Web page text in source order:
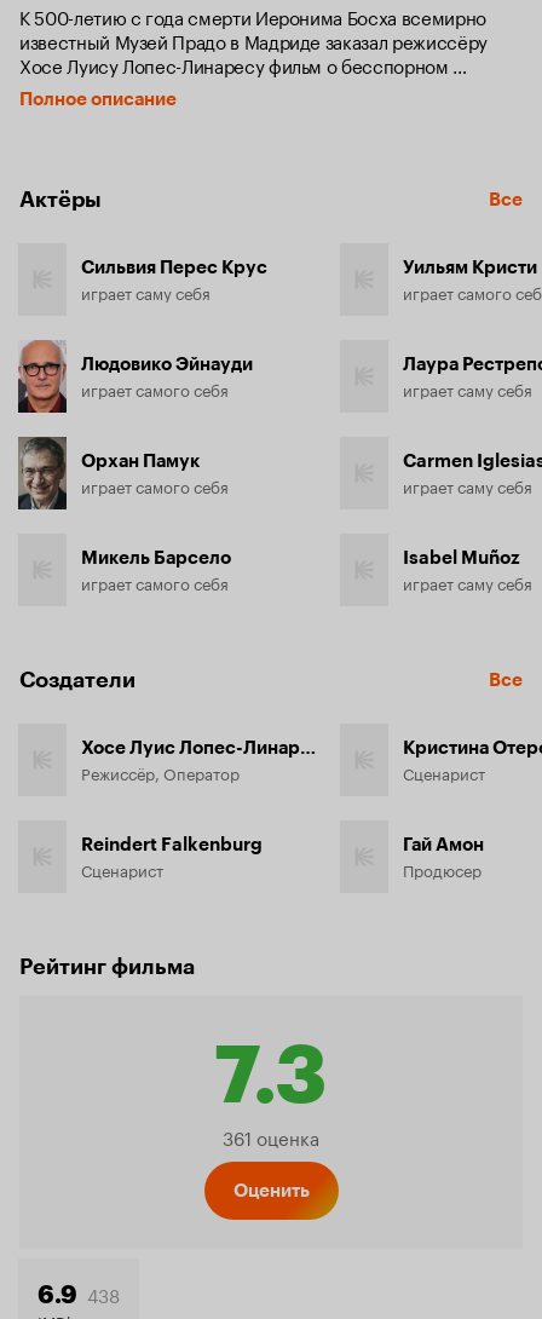
К 500-летию с года смерти Иеронима Босха всемирно
известный Музей Прадо в Мадриде заказал режиссёру
Хосе Луису Лопес-Линаресу фильм о бесспорном
шедевре из музейного собрания — триптихе «Сад земных
наслаждений». Бесчисленные тайны, спрятанные в этом
созданном художником, «Сад земных наслаждений»
занимает особое место: это образ целого мироздания,
мира и человека, и земные удовольствия, и пугающие
картины адских мук.
Полное описание
Актёры Все
Сильвия Перес Крус
играет саму себя
Людовико Эйнауди
играет самого себя
Орхан Памук
играет самого себя
Микель Барсело
играет самого себя
Уильям Кристи
играет самого
Лаура
играет саму себя
Carmen
играет саму себя
Isabel Muñoz
играет саму себя
Создатели Все
Хосе Луис Лопес-Линарес
Режиссёр, Оператор
Reindert Falkenburg
Сценарист
Кристина
Сценарист
Гай Амон
Продюсер
Рейтинг фильма
7.3
Рейтинг
361 оценка
Оценить
6.9 438